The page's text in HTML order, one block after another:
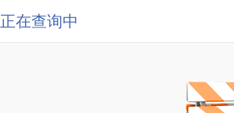
正在查询中